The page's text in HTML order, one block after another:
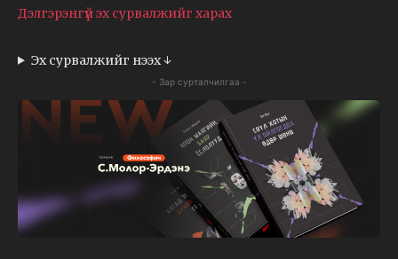
Дэлгэрэнгүй эх сурвалжийг харах
Эх сурвалжийг нээх ↓
- Зар сурталчилгаа -